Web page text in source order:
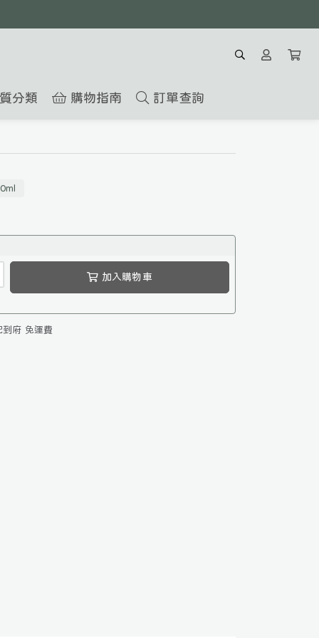
分類 購物指南 訂單查詢
加入購物車
府 免運費